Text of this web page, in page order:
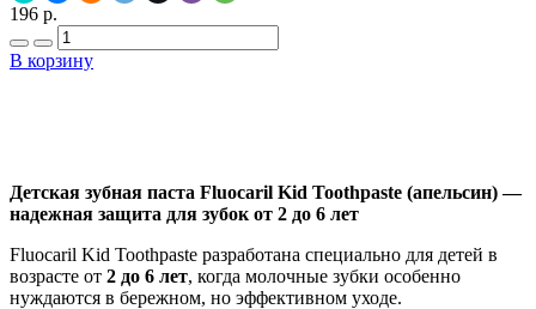
196 р.
В корзину
Детская зубная паста Fluocaril Kid Toothpaste (апельсин) —
надежная защита для зубок от 2 до 6 лет
Fluocaril Kid Toothpaste разработана специально для детей в
возрасте от 2 до 6 лет, когда молочные зубки особенно
нуждаются в бережном, но эффективном уходе.